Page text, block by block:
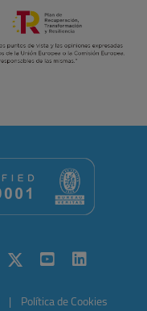
Política de Cookies